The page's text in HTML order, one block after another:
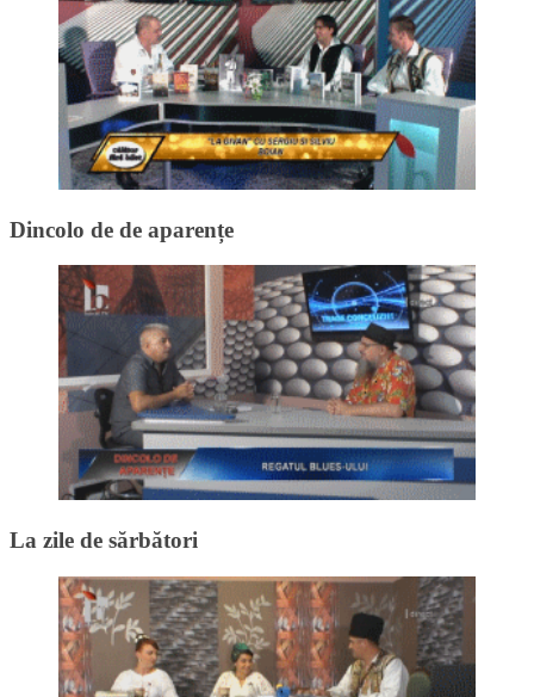
Dincolo de de aparențe
La zile de sărbători